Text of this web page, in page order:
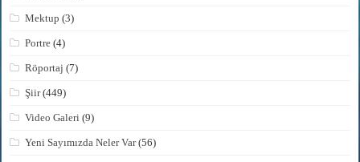
Mektup (3)
Portre (4)
Röportaj (7)
Şiir(449)
Video Galeri (9)
Yeni Sayımızda Neler Var(56)